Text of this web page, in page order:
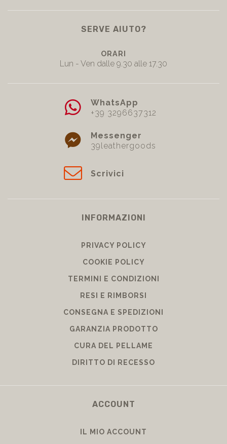
SERVE AIUTO?
ORARI
Lun - Ven dalle 9.30 alle 17.30
WhatsApp
+39 3296637312
Messenger
39leathergoods
Scrivici
INFORMAZIONI
PRIVACY POLICY
COOKIE POLICY
TERMINI E CONDIZIONI
RESI E RIMBORSI
CONSEGNA E SPEDIZIONI
GARANZIA PRODOTTO
CURA DEL PELLAME
DIRITTO DI RECESSO
ACCOUNT
IL MIO ACCOUNT